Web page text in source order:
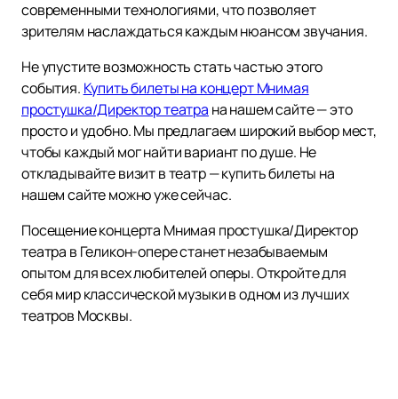
современными технологиями, что позволяет
зрителям наслаждаться каждым нюансом звучания.
Не упустите возможность стать частью этого
события. Купить билеты на концерт Мнимая
простушка/Директор театра на нашем сайте — это
просто и удобно. Мы предлагаем широкий выбор мест,
чтобы каждый мог найти вариант по душе. Не
откладывайте визит в театр — купить билеты на
нашем сайте можно уже сейчас.
Посещение концерта Мнимая простушка/Директор
театра в Геликон-опере станет незабываемым
опытом для всех любителей оперы. Откройте для
себя мир классической музыки в одном из лучших
театров Москвы.